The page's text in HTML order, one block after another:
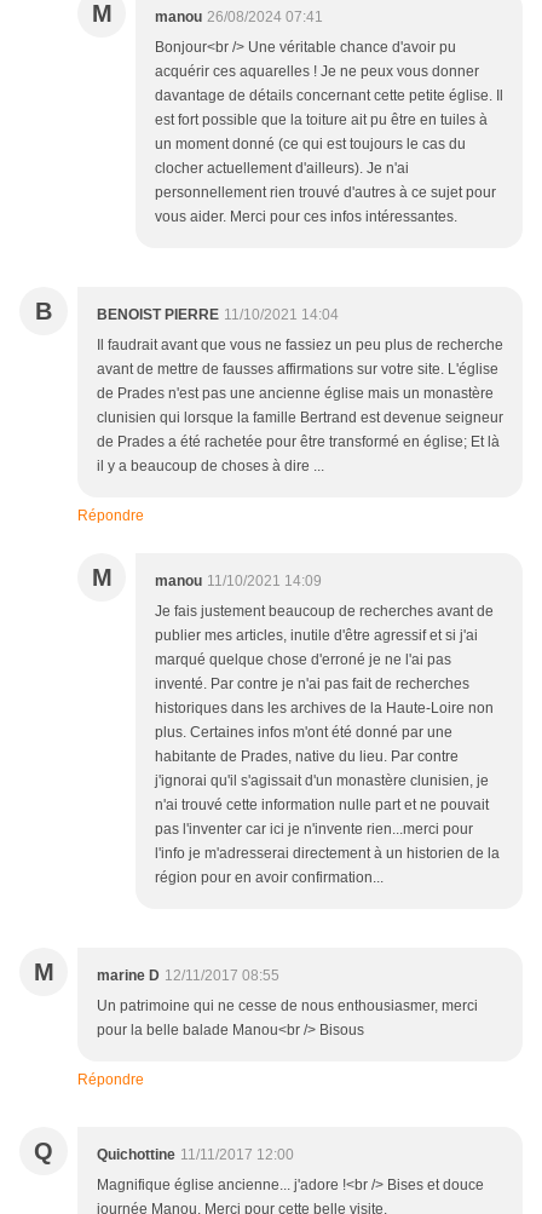
M manou 26/08/2024 07:41
Bonjour<br /> Une véritable chance d'avoir pu
acquérir ces aquarelles ! Je ne peux vous donner
davantage de détails concernant cette petite église. Il
est fort possible que la toiture ait pu être en tuiles à
un moment donné (ce qui est toujours le cas du
clocher actuellement d'ailleurs). Je n'ai
personnellement rien trouvé d'autres à ce sujet pour
vous aider. Merci pour ces infos intéressantes.
B BENOIST PIERRE 11/10/2021 14:04
Il faudrait avant que vous ne fassiez un peu plus de recherche
avant de mettre de fausses affirmations sur votre site. L'église
de Prades n'est pas une ancienne église mais un monastère
clunisien qui lorsque la famille Bertrand est devenue seigneur
de Prades a été rachetée pour être transformé en église; Et là
il y a beaucoup de choses à dire ...
Répondre
M manou 11/10/2021 14:09
Je fais justement beaucoup de recherches avant de
publier mes articles, inutile d'être agressif et si j'ai
marqué quelque chose d'erroné je ne l'ai pas
inventé. Par contre je n'ai pas fait de recherches
historiques dans les archives de la Haute-Loire non
plus. Certaines infos m'ont été donné par une
habitante de Prades, native du lieu. Par contre
j'ignorai qu'il s'agissait d'un monastère clunisien, je
n'ai trouvé cette information nulle part et ne pouvait
pas l'inventer car ici je n'invente rien...merci pour
l'info je m'adresserai directement à un historien de la
région pour en avoir confirmation...
M marine D 12/11/2017 08:55
Un patrimoine qui ne cesse de nous enthousiasmer, merci
pour la belle balade Manou<br /> Bisous
Répondre
Q Quichottine 11/11/2017 12:00
Magnifique église ancienne... j'adore !<br /> Bises et douce
journée Manou. Merci pour cette belle visite.